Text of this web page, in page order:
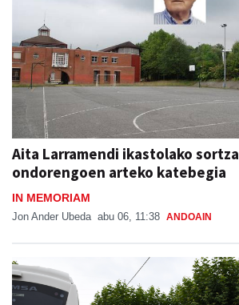
Aita Larramendi ikastolako
ondorengoen arteko katebegia
IN MEMORIAM
Jon Ander Ubeda abu 06, 11:38 ANDOAIN